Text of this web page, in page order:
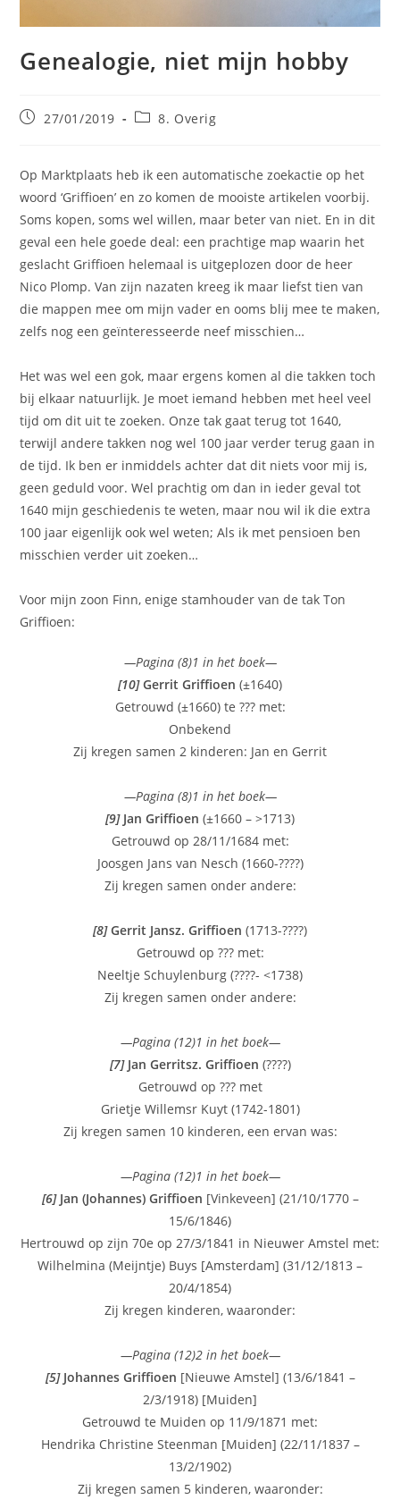
Genealogie, niet mijn hobby
Bericht27/01/2019 Berichtcategorie:
8. Overig
Op Marktplaats heb ik een automatische zoekactie op het
woord ‘Griffioen’ en zo komen de mooiste artikelen voorbij.
Soms kopen, soms wel willen, maar beter van niet. En in dit
geval een hele goede deal: een prachtige map waarin het
geslacht Griffioen helemaal is uitgeplozen door de heer
Nico Plomp. Van zijn nazaten kreeg ik maar liefst tien van
die mappen mee om mijn vader en ooms blij mee te maken,
zelfs nog een geïnteresseerde neef misschien…
Het was wel een gok, maar ergens komen al die takken toch
bij elkaar natuurlijk. Je moet iemand hebben met heel veel
tijd om dit uit te zoeken. Onze tak gaat terug tot 1640,
terwijl andere takken nog wel 100 jaar verder terug gaan in
de tijd. Ik ben er inmiddels achter dat dit niets voor mij is,
geen geduld voor. Wel prachtig om dan in ieder geval tot
1640 mijn geschiedenis te weten, maar nou wil ik die extra
100 jaar eigenlijk ook wel weten; Als ik met pensioen ben
misschien verder uit zoeken…
Voor mijn zoon Finn, enige stamhouder van de tak Ton
Griffioen:
—Pagina (8)1 in het boek—
[10]Gerrit Griffioen (±1640)
Getrouwd (±1660) te ??? met:
Onbekend
Zij kregen samen 2 kinderen: Jan en Gerrit
—Pagina (8)1 in het boek—
[9]Jan Griffioen (±1660 – >1713)
Getrouwd op 28/11/1684 met:
Joosgen Jans van Nesch (1660-????)
Zij kregen samen onder andere:
[8]Gerrit Jansz. Griffioen (1713-????)
Getrouwd op ??? met:
Neeltje Schuylenburg (????- <1738)
Zij kregen samen onder andere:
—Pagina (12)1 in het boek—
[7] Jan Gerritsz. Griffioen (????)
Getrouwd op ??? met
Grietje Willemsr Kuyt (1742-1801)
Zij kregen samen 10 kinderen, een ervan was:
—Pagina (12)1 in het boek—
[6]Jan (Johannes) Griffioen [Vinkeveen] (21/10/1770 –
15/6/1846)
Hertrouwd op zijn 70e op 27/3/1841 in Nieuwer Amstel met:
Wilhelmina (Meijntje) Buys [Amsterdam] (31/12/1813 –
20/4/1854)
Zij kregen kinderen, waaronder:
—Pagina (12)2 in het boek—
[5] Johannes Griffioen [Nieuwe Amstel] (13/6/1841 –
2/3/1918) [Muiden]
Getrouwd te Muiden op 11/9/1871 met:
Hendrika Christine Steenman [Muiden] (22/11/1837 –
13/2/1902)
Zij kregen samen 5 kinderen, waaronder: